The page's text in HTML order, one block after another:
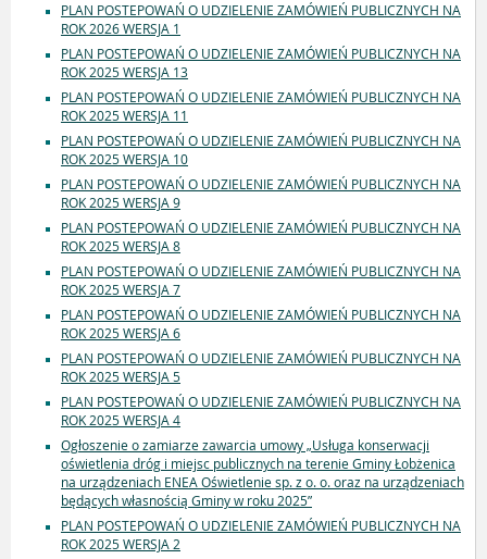
PLAN POSTEPOWAŃ O UDZIELENIE ZAMÓWIEŃ PUBLICZNYCH NA
ROK 2026 WERSJA 1
PLAN POSTEPOWAŃ O UDZIELENIE ZAMÓWIEŃ PUBLICZNYCH NA
ROK 2025 WERSJA 13
PLAN POSTEPOWAŃ O UDZIELENIE ZAMÓWIEŃ PUBLICZNYCH NA
ROK 2025 WERSJA 11
PLAN POSTEPOWAŃ O UDZIELENIE ZAMÓWIEŃ PUBLICZNYCH NA
ROK 2025 WERSJA 10
PLAN POSTEPOWAŃ O UDZIELENIE ZAMÓWIEŃ PUBLICZNYCH NA
ROK 2025 WERSJA 9
PLAN POSTEPOWAŃ O UDZIELENIE ZAMÓWIEŃ PUBLICZNYCH NA
ROK 2025 WERSJA 8
PLAN POSTEPOWAŃ O UDZIELENIE ZAMÓWIEŃ PUBLICZNYCH NA
ROK 2025 WERSJA 7
PLAN POSTEPOWAŃ O UDZIELENIE ZAMÓWIEŃ PUBLICZNYCH NA
ROK 2025 WERSJA 6
PLAN POSTEPOWAŃ O UDZIELENIE ZAMÓWIEŃ PUBLICZNYCH NA
ROK 2025 WERSJA 5
PLAN POSTEPOWAŃ O UDZIELENIE ZAMÓWIEŃ PUBLICZNYCH NA
ROK 2025 WERSJA 4
Ogłoszenie o zamiarze zawarcia umowy „Usługa konserwacji
oświetlenia dróg i miejsc publicznych na terenie Gminy Łobżenica
na urządzeniach ENEA Oświetlenie sp. z o. o. oraz na urządzeniach
będących własnością Gminy w roku 2025”
PLAN POSTEPOWAŃ O UDZIELENIE ZAMÓWIEŃ PUBLICZNYCH NA
ROK 2025 WERSJA 2